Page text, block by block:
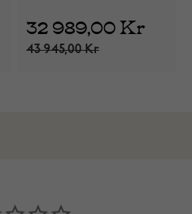
32 989,00 Kr
43 945,00 Kr